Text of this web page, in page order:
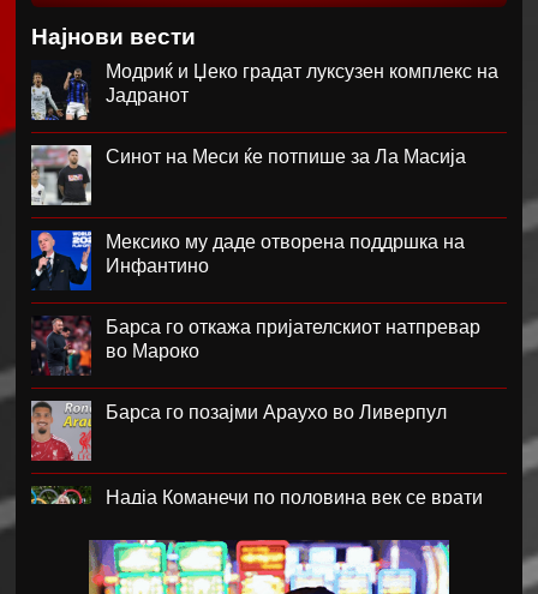
Најнови вести
Модриќ и Џеко градат луксузен комплекс на
Јадранот
Синот на Меси ќе потпише за Ла Масија
Мексико му даде отворена поддршка на
Инфантино
Барса го откажа пријателскиот натпревар
во Мароко
Барса го позајми Араухо во Ливерпул
Надја Команечи по половина век се врати
ФК Пелистер со заштитен бренд по 81